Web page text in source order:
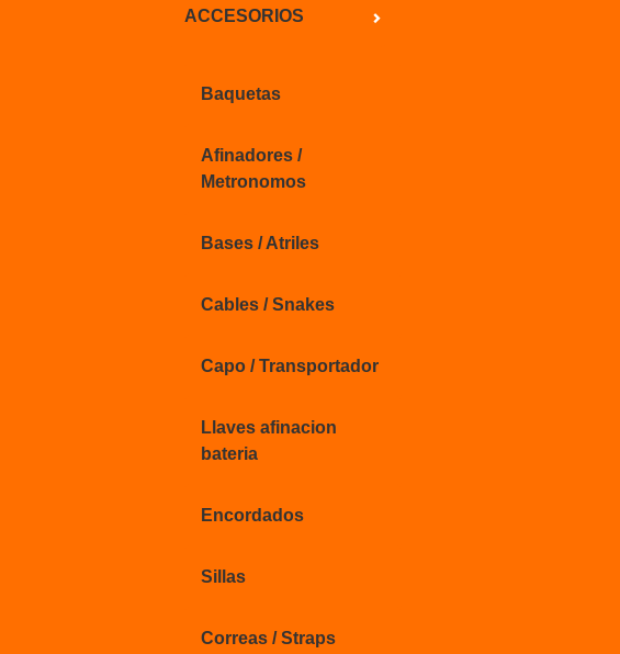
ACCESORIOS
Baquetas
Afinadores /
Metronomos
Bases / Atriles
Cables / Snakes
Capo / Transportador
Llaves afinacion
bateria
Encordados
Sillas
Correas / Straps